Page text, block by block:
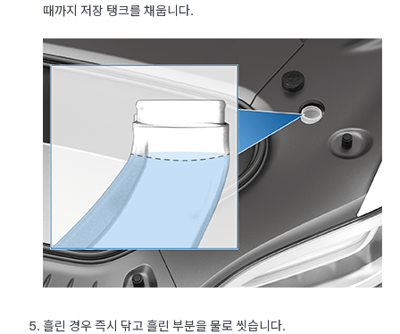
때까지 저장 탱크를 채웁니다.
흘린 경우 즉시 닦고 흘린 부분을 물로 씻습니다.